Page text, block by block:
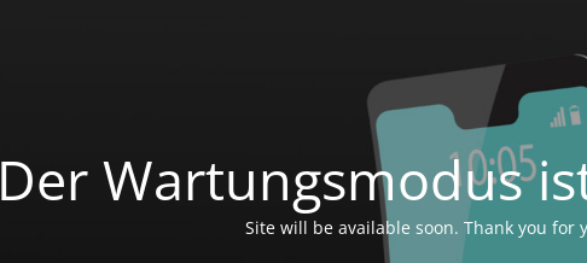
Der Wartungsmodus
Site will be available soon. Thank you for